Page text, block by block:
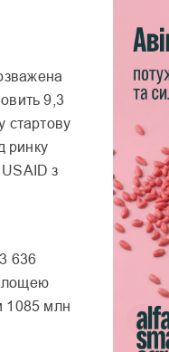
9,3
стартову
ринку
з
636
1085 млн